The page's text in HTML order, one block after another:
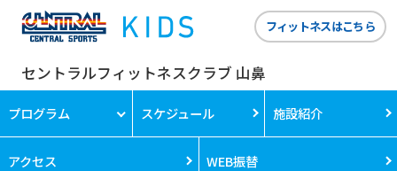
セントラルフィットネスクラブ 山鼻
フィットネスはこちら
プログラム スケジュール 施設紹介
アクセス WEB振替